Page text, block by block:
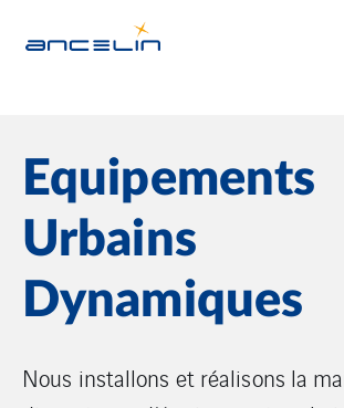
Equipements
Urbains
Dynamiques
Nous installons et réalisons la